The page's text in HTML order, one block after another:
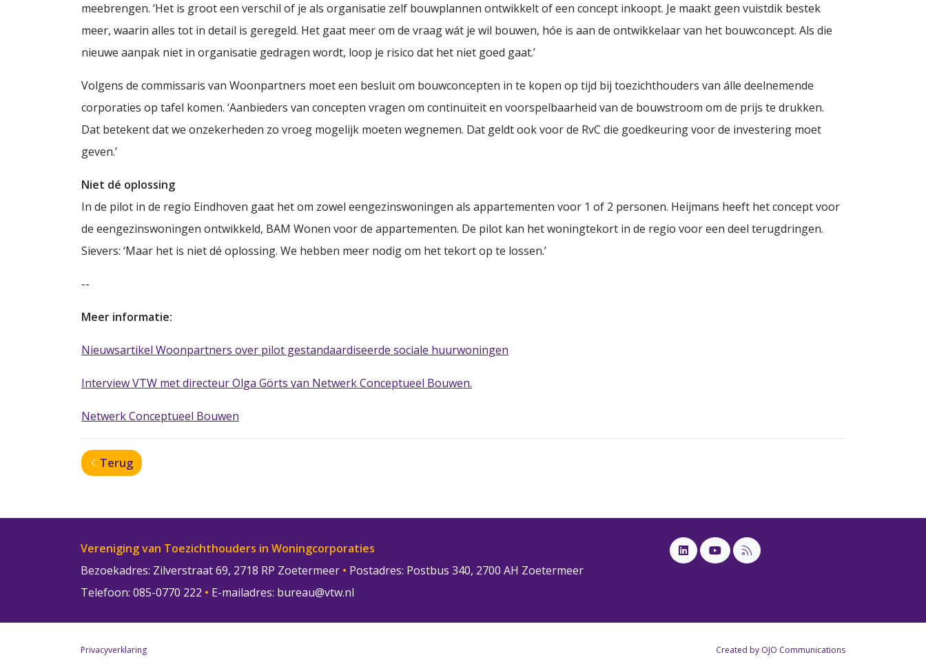
meebrengen. ‘Het is groot een verschil of je als organisatie zelf bouwplannen ontwikkelt of een concept inkoopt. Je maakt geen vuistdik bestek
meer, waarin alles tot in detail is geregeld. Het gaat meer om de vraag wát je wil bouwen, hóe is aan de ontwikkelaar van het bouwconcept. Als die
nieuwe aanpak niet in organisatie gedragen wordt, loop je risico dat het niet goed gaat.’
Volgens de commissaris van Woonpartners moet een besluit om bouwconcepten in te kopen op tijd bij toezichthouders van álle deelnemende
corporaties op tafel komen. ‘Aanbieders van concepten vragen om continuïteit en voorspelbaarheid van de bouwstroom om de prijs te drukken.
Dat betekent dat we onzekerheden zo vroeg mogelijk moeten wegnemen. Dat geldt ook voor de RvC die goedkeuring voor de investering moet
geven.’
Niet dé oplossing
In de pilot in de regio Eindhoven gaat het om zowel eengezinswoningen als appartementen voor 1 of 2 personen. Heijmans heeft het concept voor
de eengezinswoningen ontwikkeld, BAM Wonen voor de appartementen. De pilot kan het woningtekort in de regio voor een deel terugdringen.
Sievers: ‘Maar het is niet dé oplossing. We hebben meer nodig om het tekort op te lossen.’
--
Meer informatie:
Nieuwsartikel Woonpartners over pilot gestandaardiseerde sociale huurwoningen
Interview VTW met directeur Olga Görts van Netwerk Conceptueel Bouwen.
Netwerk Conceptueel Bouwen
Terug
Vereniging van Toezichthouders in Woningcorporaties
Bezoekadres: Zilverstraat 69, 2718 RP Zoetermeer • Postadres: Postbus 340, 2700 AH Zoetermeer
Telefoon: 085-0770 222 • E-mailadres: bureau@vtw.nl
Privacyverklaring Created by OJO Communications